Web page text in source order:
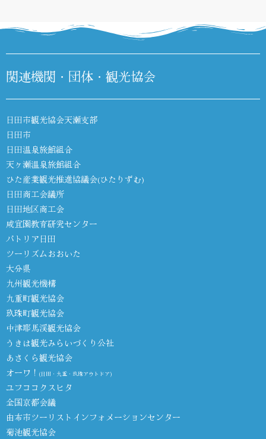
関連機関・団体・観光協会
日田市観光協会天瀬支部
日田市
日田温泉旅館組合
天ヶ瀬温泉旅館組合
ひた産業観光推進協議会(ひたりずむ)
日田商工会議所
日田地区商工会
咸宜園教育研究センター
パトリア日田
ツーリズムおおいた
大分県
九州観光機構
九重町観光協会
玖珠町観光協会
中津耶馬渓観光協会
うきは観光みらいづくり公社
あさくら観光協会
オーワ！ (日田・九重・玖珠アウトドア)
ユフココクスヒタ
全国京都会議
由布市ツーリストインフォメーションセンター
菊池観光協会